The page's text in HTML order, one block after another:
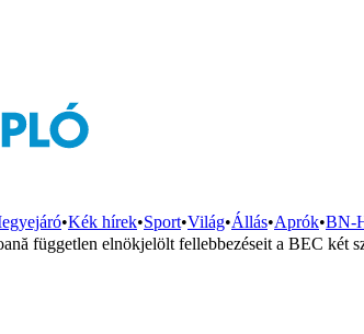
•Kék hírek•Sport•Világ•Állás•Aprók•BN-
független elnökjelölt fellebbezéseit a BEC két